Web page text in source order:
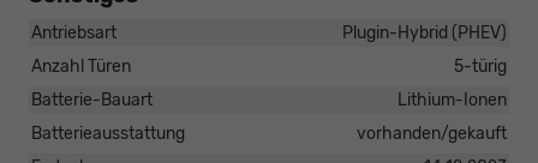
Antriebsart
Plugin-Hybrid (PHEV)
Anzahl Türen
5-türig
Batterie-Bauart
Lithium-Ionen
Batterieausstattung
vorhanden/gekauft